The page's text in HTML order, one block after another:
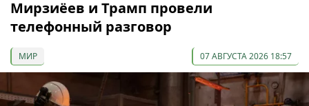
Мирзиёев и Трамп провели
телефонный разговор
МИР 07 АВГУСТА 2026 18:57